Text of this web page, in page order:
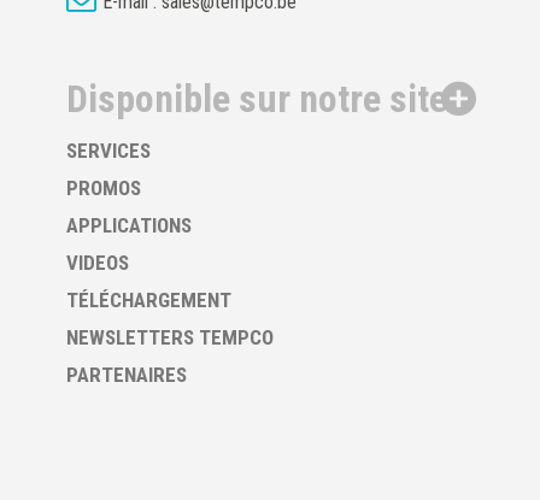
Disponible sur notre site
SERVICES
PROMOS
APPLICATIONS
VIDEOS
TÉLÉCHARGEMENT
NEWSLETTERS TEMPCO
PARTENAIRES